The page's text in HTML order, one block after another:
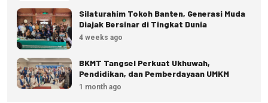
Silaturahim Tokoh Banten, Generasi Muda
Diajak Bersinar di Tingkat Dunia
4 weeks ago
BKMT Tangsel Perkuat Ukhuwah,
Pendidikan, dan Pemberdayaan UMKM
1 month ago